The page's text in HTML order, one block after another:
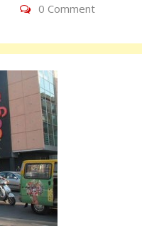
0 Comment